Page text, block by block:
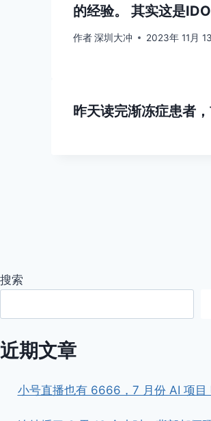
的经验。 其实这是
作者深圳大冲 2023年 11月
昨天读完渐冻症患者
搜索
近期文章
小号直播也有 6666，7 月份 AI 项目